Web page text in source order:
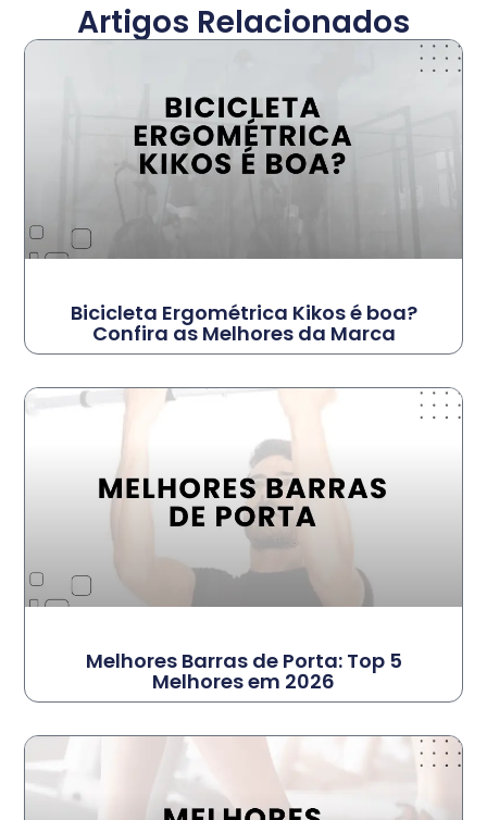
Artigos Relacionados
Bicicleta Ergométrica Kikos é boa?
Confira as Melhores da Marca
Melhores Barras de Porta: Top 5
Melhores em 2026